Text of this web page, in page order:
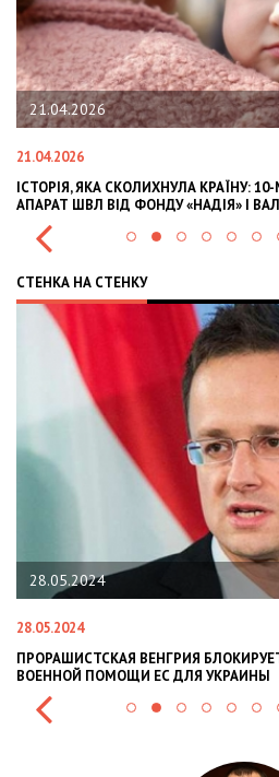
21.04.2026
21.04.2026
ІСТОРІЯ, ЯКА СКОЛИХНУЛА КРАЇНУ:
АПАРАТ ШВЛ ВІД ФОНДУ «НАДІЯ» І
СТЕНКА НА СТЕНКУ
28.05.2024
28.05.2024
ПРОРАШИСТСКАЯ ВЕНГРИЯ
ВОЕННОЙ ПОМОЩИ ЕС ДЛЯ УКРАИНЫ